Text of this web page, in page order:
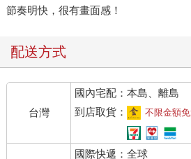
節奏明快，很有畫面感！
配送方式
台灣
國內宅配：本島、離島
到店取貨：
不限金額
國際快遞：全球